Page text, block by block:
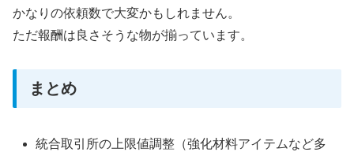
かなりの依頼数で大変かもしれません。
ただ報酬は良さそうな物が揃っています。
まとめ
統合取引所の上限値調整（強化材料アイテムなど多